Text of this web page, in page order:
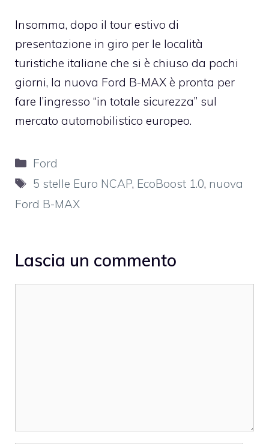
Insomma, dopo il tour estivo di
presentazione in giro per le località
turistiche italiane che si è chiuso da pochi
giorni, la nuova Ford B-MAX è pronta per
fare l’ingresso “in totale sicurezza” sul
mercato automobilistico europeo.
Categorie
Ford
Tag
5 stelle Euro NCAP, EcoBoost 1.0, nuova
Ford B-MAX
Lascia un commento